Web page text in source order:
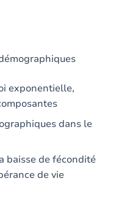
exponentielle,
dans le
baisse de fécondité
de vie